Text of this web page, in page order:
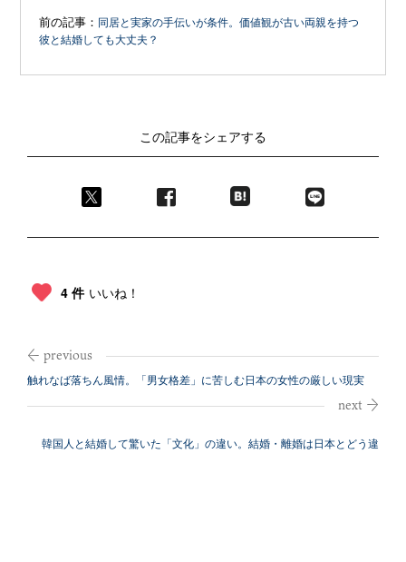
前の記事： 同居と実家の手伝いが条件。価値観が古い両親を持つ
彼と結婚しても大丈夫？
この記事をシェアする
4 件 いいね！
触れなば落ちん風情。「男女格差」に苦しむ日本の女性の厳しい現実
韓国人と結婚して驚いた「文化」の違い。結婚・離婚は日本とどう違